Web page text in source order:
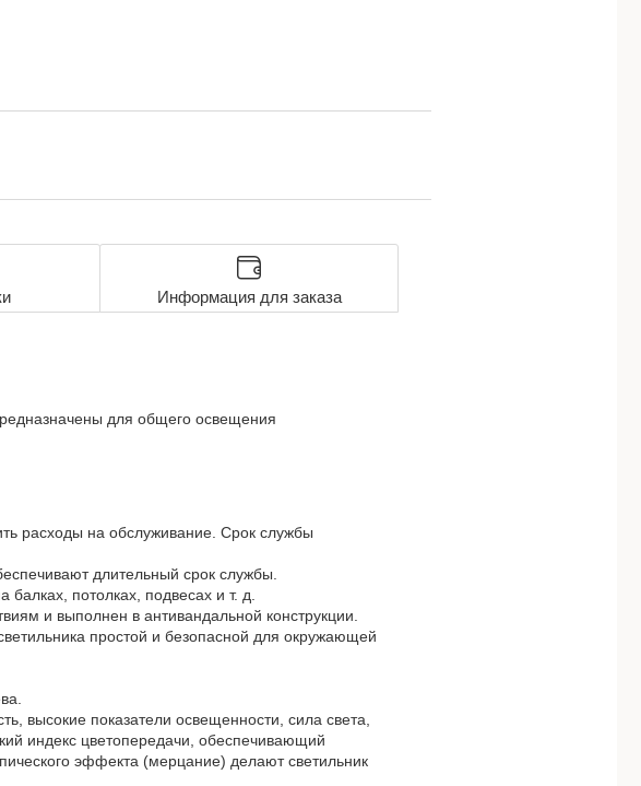
Информация для заказа
для общего освещения
расходы на обслуживание. Срок службы
длительный срок службы.
балках, потолках, подвесах и т. д.
и выполнен в антивандальной конструкции.
простой и безопасной для окружающей
высокие показатели освещенности, сила света,
индекс цветопередачи, обеспечивающий
эффекта (мерцание) делают светильник